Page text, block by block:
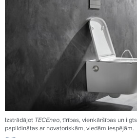
Izstrādājot TECEneo, tīrības, vienkāršības un
papildinātas ar novatoriskām, viedām iespējām.